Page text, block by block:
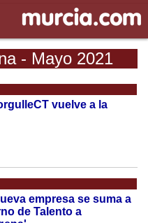
- Mayo 2021
vuelve a la
empresa se suma a
de Talento a